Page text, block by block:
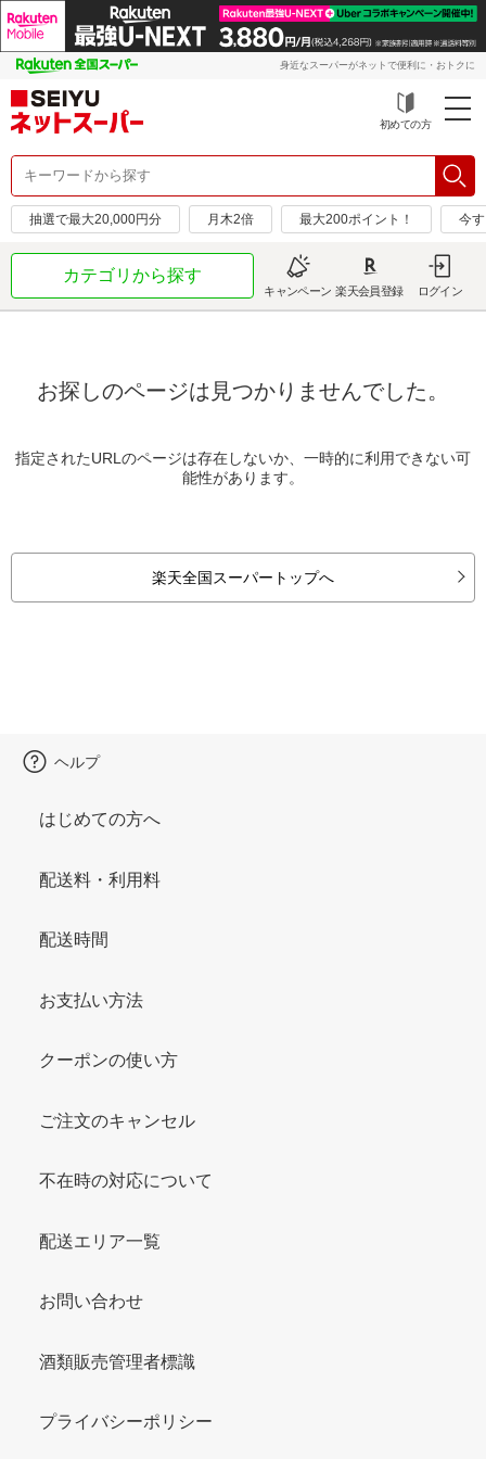
身近なスーパーがネットで便利に・おトクに
初めての方
抽選で最大20,000円分 月木2倍 最大200ポイント！ 今
カテゴリから探す
キャンペーン 楽天会員登録 ログイン
お探しのページは見つかりませんでした。
指定されたURLのページは存在しないか、一時的に利用できない可
能性があります。
楽天全国スーパートップへ
ヘルプ
はじめての方へ
配送料・利用料
配送時間
お支払い方法
クーポンの使い方
ご注文のキャンセル
不在時の対応について
配送エリア一覧
お問い合わせ
酒類販売管理者標識
プライバシーポリシー